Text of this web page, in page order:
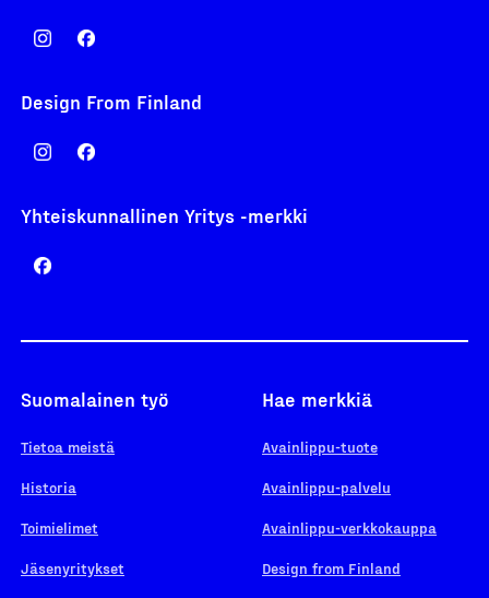
Design From Finland
Yhteiskunnallinen Yritys -merkki
Suomalainen työ
Tietoa meistä
Historia
Toimielimet
Jäsenyritykset
Hae merkkiä
Avainlippu-tuote
Avainlippu-palvelu
Avainlippu-verkkokauppa
Design from Finland